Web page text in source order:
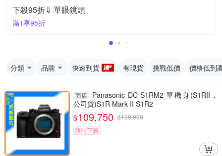
下殺95折⇓ 單眼鏡頭
滿1享95折
分類 品牌 快速到貨 有現貨 挑戰低價 價格低到
商店
Panasonic DC-S1RM2 單機身(S1RII，
公司貨)S1R Mark II S1R2
$109,750 $109,900
限時下殺